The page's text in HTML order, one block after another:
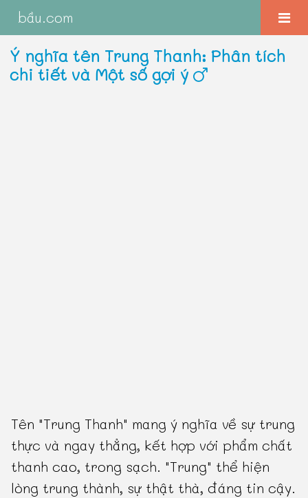
bầu.com
Ý nghĩa tên Trung Thanh: Phân tích
chi tiết và Một số gợi ý
Tên "Trung Thanh" mang ý nghĩa về sự trung
thực và ngay thẳng, kết hợp với phẩm chất
thanh cao, trong sạch. "Trung" thể hiện
lòng trung thành, sự thật thà, đáng tin cậy.